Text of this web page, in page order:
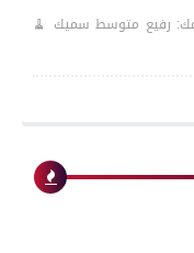
رفيع متوسط سميك 🧹